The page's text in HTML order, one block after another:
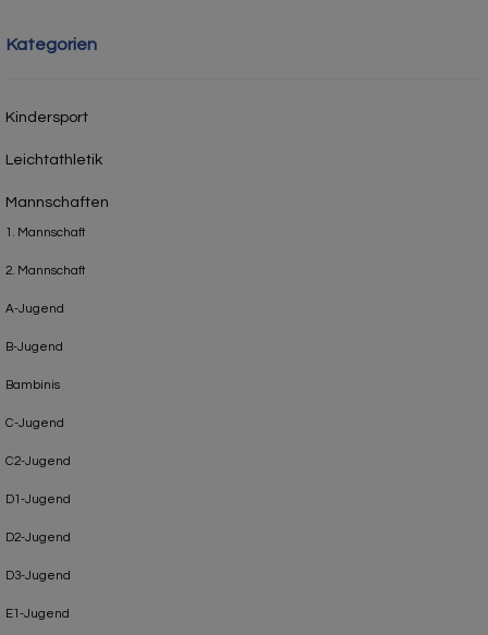
Kategorien
Kindersport
Leichtathletik
Mannschaften
1. Mannschaft
2. Mannschaft
A-Jugend
B-Jugend
Bambinis
C-Jugend
C2-Jugend
D1-Jugend
D2-Jugend
D3-Jugend
E1-Jugend